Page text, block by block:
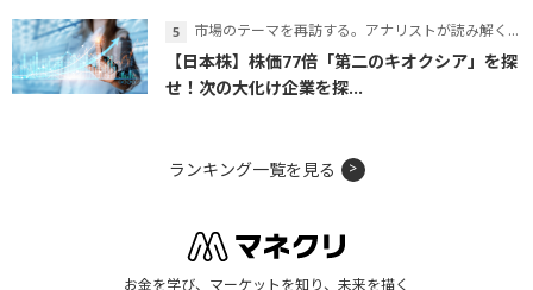
市場のテーマを再訪する。アナリストが読み解くテーマの本質
【日本株】株価77倍「第二のキオクシア」を探
せ！次の大化け企業を探...
ランキング一覧を見る
お金を学び、マーケットを知り、未来を描く